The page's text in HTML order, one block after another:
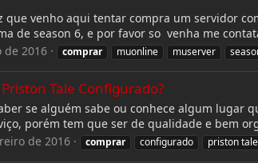
que venho aqui tentar compra um servidor
de season 6, e por favor so venha me
de 2016 comprar muonline muserver
Tale Configurado?
se alguém sabe ou conhece algum
porém tem que ser de qualidade e bem
de 2016 comprar configurado priston tale